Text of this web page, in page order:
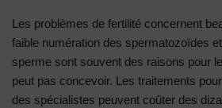
Les problèmes de fertilité concernent
faible numération des spermatozoïdes
sperme sont souvent des raisons pour
peut pas concevoir. Les traitements
des spécialistes peuvent coûter des